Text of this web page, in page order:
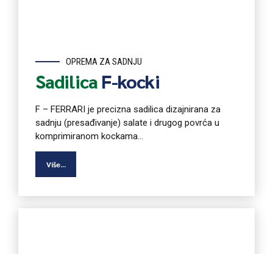
OPREMA ZA SADNJU
SadilicaF-kocki
F – FERRARI je precizna sadilica dizajnirana za
sadnju (presađivanje) salate i drugog povrća u
komprimiranom kockama...
Više...